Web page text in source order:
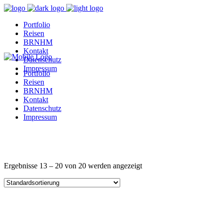
Portfolio
Reisen
BRNHM
Kontakt
Datenschutz
Impressum
Portfolio
Reisen
BRNHM
Kontakt
Datenschutz
Impressum
Ergebnisse 13 – 20 von 20 werden angezeigt